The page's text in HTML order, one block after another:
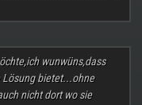
wunwüns,dass
Lösung bietet...ohne
nicht dort wo sie